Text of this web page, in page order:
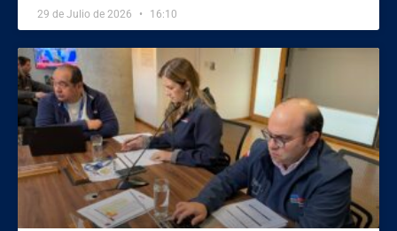
29 de Julio de 2026 16:10